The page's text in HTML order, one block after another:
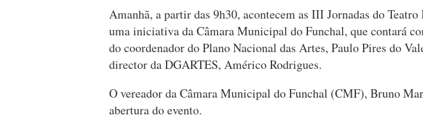
Amanhã, a partir das 9h30, acontecem as III Jornadas do
uma iniciativa da Câmara Municipal do Funchal, que contará
do coordenador do Plano Nacional das Artes, Paulo Pires do
director da DGARTES, Américo Rodrigues.
O vereador da Câmara Municipal do Funchal (CMF), Bruno
abertura do evento.